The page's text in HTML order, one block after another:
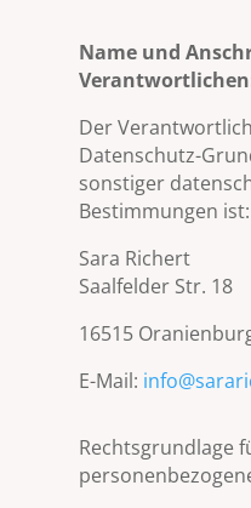
Name und
Der
Datenschutz-
sonstiger
Bestimmungen ist:
Sara Richert
Saalfelder Str. 18
16515
E-Mail:
Rechtsgrundlage